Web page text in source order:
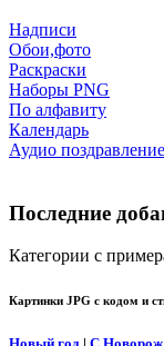
Надписи
Обои,фото
Раскраски
Наборы PNG
По алфавиту
Календарь
Аудио поздравление
Последние
Категории с
Картинки JPG с кодом и